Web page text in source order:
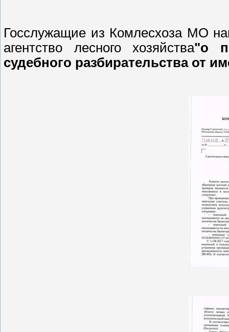
Госслужащие из Комлесхоза МО
агентство лесного хозяйства"о
судебного разбирательства от